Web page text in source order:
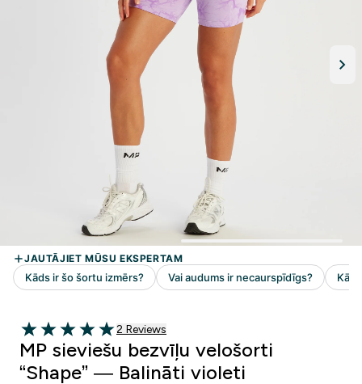
5 out of 5 stars
2 customer reviews
2 Reviews
MP sieviešu bezvīļu velošorti
“Shape” — Balināti violeti